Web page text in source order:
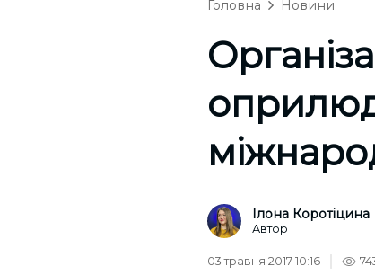
Головна Новини
Ілона Коротіцина
Автор
03 травня 2017 10:16